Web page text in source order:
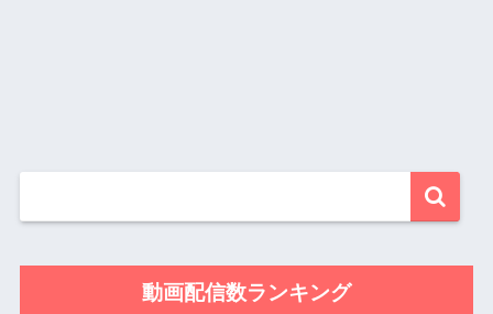
動画配信数ランキング